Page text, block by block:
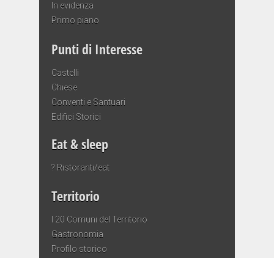
In evidenza
Primo piano
Punti di Interesse
Castelli
Chiese
Conventi e Santuari
Edifici Storici
Eat & sleep
? Ristoranti/eat
Territorio
I 20 Comuni del Territorio
Gastronomia
Profilo storico